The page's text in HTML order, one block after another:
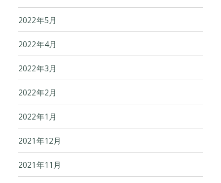
2022年5月
2022年4月
2022年3月
2022年2月
2022年1月
2021年12月
2021年11月